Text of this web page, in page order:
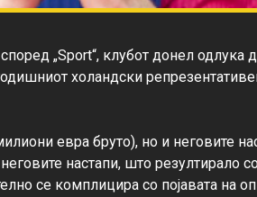
„Sport“, клубот донел одлука
холандски
евра бруто), но и неговите
настапи, што резултирало
се комплицира со појавата на